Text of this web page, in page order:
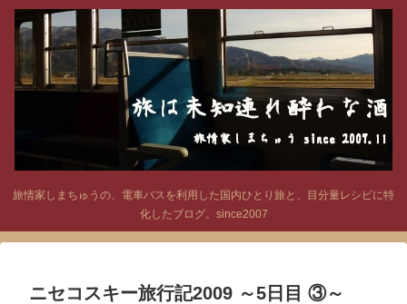
旅情家しまちゅうの、電車バスを利用した国内ひとり旅と、目分量レシピに特
化したブログ。since2007
ニセコスキー旅行記2009 ～5日目 ③～